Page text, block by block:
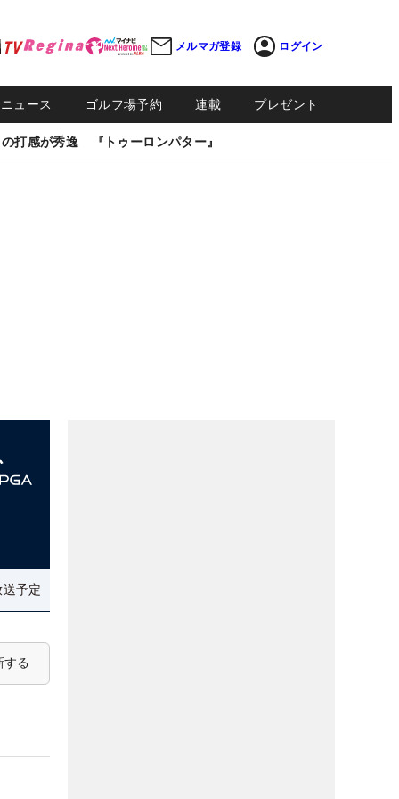
メルマガ登録 ログイン
ュース ゴルフ場予約 連載 プレゼント
打感が秀逸 『トゥーロンパター』
予定
する